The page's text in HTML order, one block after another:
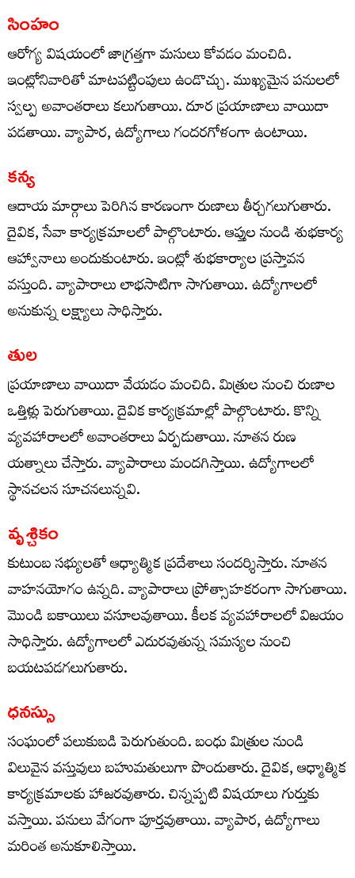
సింహం
ఆరోగ్య విషయంలో జాగ్రత్తగా మసులు కోవడం మంచిది.
ఇంట్లోనివారితో మాటపట్టింపులు ఉండొచ్చు. ముఖ్యమైన పనులలో
స్వల్ప అవాంతరాలు కలుగుతాయి. దూర ప్రయాణాలు వాయిదా
పడతాయి. వ్యాపార, ఉద్యోగాలు గందరగోళంగా ఉంటాయి.
కన్య
ఆదాయ మార్గాలు పెరిగిన కారణంగా రుణాలు తీర్చగలుగుతారు.
దైవిక, సేవా కార్యక్రమాలలో పాల్గొంటారు. ఆప్తుల నుండి శుభకార్య
ఆహ్వానాలు అందుకుంటారు. ఇంట్లో శుభకార్యాల ప్రస్తావన
వస్తుంది. వ్యాపారాలు లాభసాటిగా సాగుతాయి. ఉద్యోగాలలో
అనుకున్న లక్ష్యాలు సాధిస్తారు.
తుల
ప్రయాణాలు వాయిదా వేయడం మంచిది. మిత్రుల నుంచి రుణాల
ఒత్తిళ్లు పెరుగుతాయి. దైవిక కార్యక్రమాల్లో పాల్గొంటారు. కొన్ని
వ్యవహారాలలో అవాంతరాలు ఏర్పడుతాయి. నూతన రుణ
యత్నాలు చేస్తారు. వ్యాపారాలు మందగిస్తాయి. ఉద్యోగాలలో
స్థానచలన సూచనలున్నవి.
వృశ్చికం
కుటుంబ సభ్యులతో ఆధ్యాత్మిక ప్రదేశాలు సందర్శిస్తారు. నూతన
వాహనయోగం ఉన్నది. వ్యాపారాలు ప్రోత్సాహకరంగా సాగుతాయి.
మొండి బకాయిలు వసూలవుతాయి. కీలక వ్యవహారాలలో విజయం
సాధిస్తారు. ఉద్యోగాలలో ఎదురవుతున్న సమస్యల నుంచి
బయటపడగలుగుతారు.
ధనస్సు
సంఘంలో పలుకుబడి పెరుగుతుంది. బంధు మిత్రుల నుండి
విలువైన వస్తువులు బహుమతులుగా పొందుతారు. దైవిక, ఆధ్మాత్మిక
కార్యక్రమాలకు హాజరవుతారు. చిన్నప్పటి విషయాలు గుర్తుకు
వస్తాయి. పనులు వేగంగా పూర్తవుతాయి. వ్యాపార, ఉద్యోగాలు
మరింత అనుకూలిస్తాయి.